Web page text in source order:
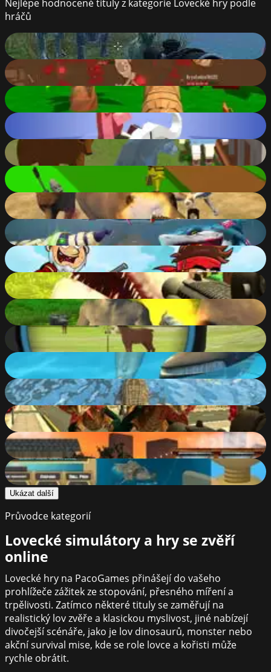
Nejlépe hodnocené tituly z kategorie Lovecké hry podle
hráčů
Dinosaurs Jurassic Survival World
88%
Brutalmania.io
88%
Tiger Simulator 3D
87
Rodeo Stampede
84
Wolf Simulator: Wild Animals 3D
83 %
Robin Forest Run
82
Super Hunting
81%
Hungry Shark Arena Horror Night
77%
Jake vs Pirate run
76
Dinosaur Hunter Dino City
74%
Survival Simulator
74%
Hunter 3D
73 %
Shark Simulator Beach Killer
70%
Crocodile Simulator Beach Hunt
64%
Monster Hunting City Shooting
64
L.A. Rex
61%
Fantastic Fishing
53%
Ukázat další
Průvodce kategorií
Lovecké simulátory a hry se zvěří
online
Lovecké hry na PacoGames přinášejí do vašeho
prohlížeče zážitek ze stopování, přesného míření a
trpělivosti. Zatímco některé tituly se zaměřují na
realistický lov zvěře a klasickou myslivost, jiné nabízejí
divočejší scénáře, jako je lov dinosaurů, monster nebo
akční survival mise, kde se role lovce a kořisti může
rychle obrátit.